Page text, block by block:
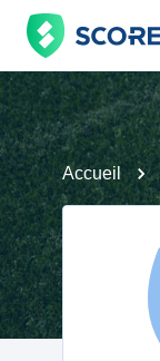
Accueil